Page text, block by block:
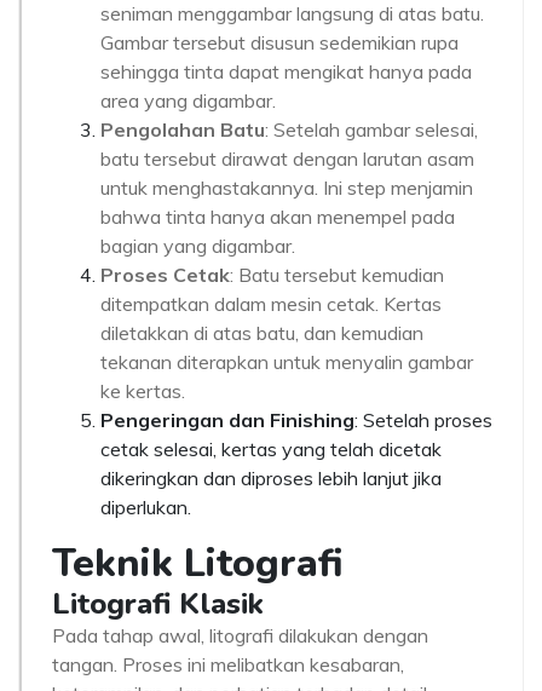
seniman menggambar langsung di atas batu.
Gambar tersebut disusun sedemikian rupa
sehingga tinta dapat mengikat hanya pada
area yang digambar.
Pengolahan Batu: Setelah gambar selesai,
batu tersebut dirawat dengan larutan asam
untuk menghastakannya. Ini step menjamin
bahwa tinta hanya akan menempel pada
bagian yang digambar.
Proses Cetak: Batu tersebut kemudian
ditempatkan dalam mesin cetak. Kertas
diletakkan di atas batu, dan kemudian
tekanan diterapkan untuk menyalin gambar
ke kertas.
Pengeringan dan Finishing: Setelah proses
cetak selesai, kertas yang telah dicetak
dikeringkan dan diproses lebih lanjut jika
diperlukan.
Teknik Litografi
Litografi Klasik
Pada tahap awal, litografi dilakukan dengan
tangan. Proses ini melibatkan kesabaran,